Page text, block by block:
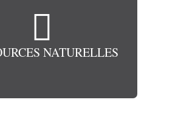

NATURELLES